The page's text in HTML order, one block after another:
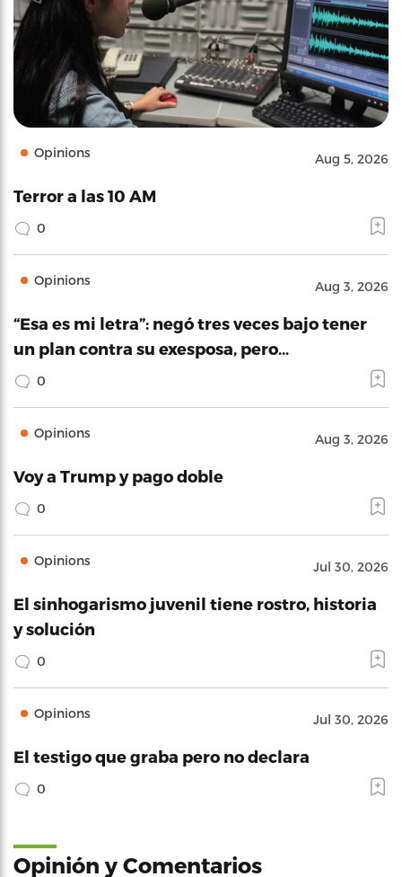
Opinions Aug 5, 2026
Terror a las 10 AM
0
Opinions Aug 3, 2026
“Esa es mi letra”: negó tres veces bajo tener
un plan contra su exesposa, pero…
0
Opinions Aug 3, 2026
Voy a Trump y pago doble
0
Opinions Jul 30, 2026
El sinhogarismo juvenil tiene rostro, historia
y solución
0
Opinions Jul 30, 2026
El testigo que graba pero no declara
0
Opinión y Comentarios